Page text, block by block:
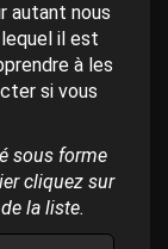
autant nous
il est
à les
si vous
sous forme
cliquez sur
la liste.